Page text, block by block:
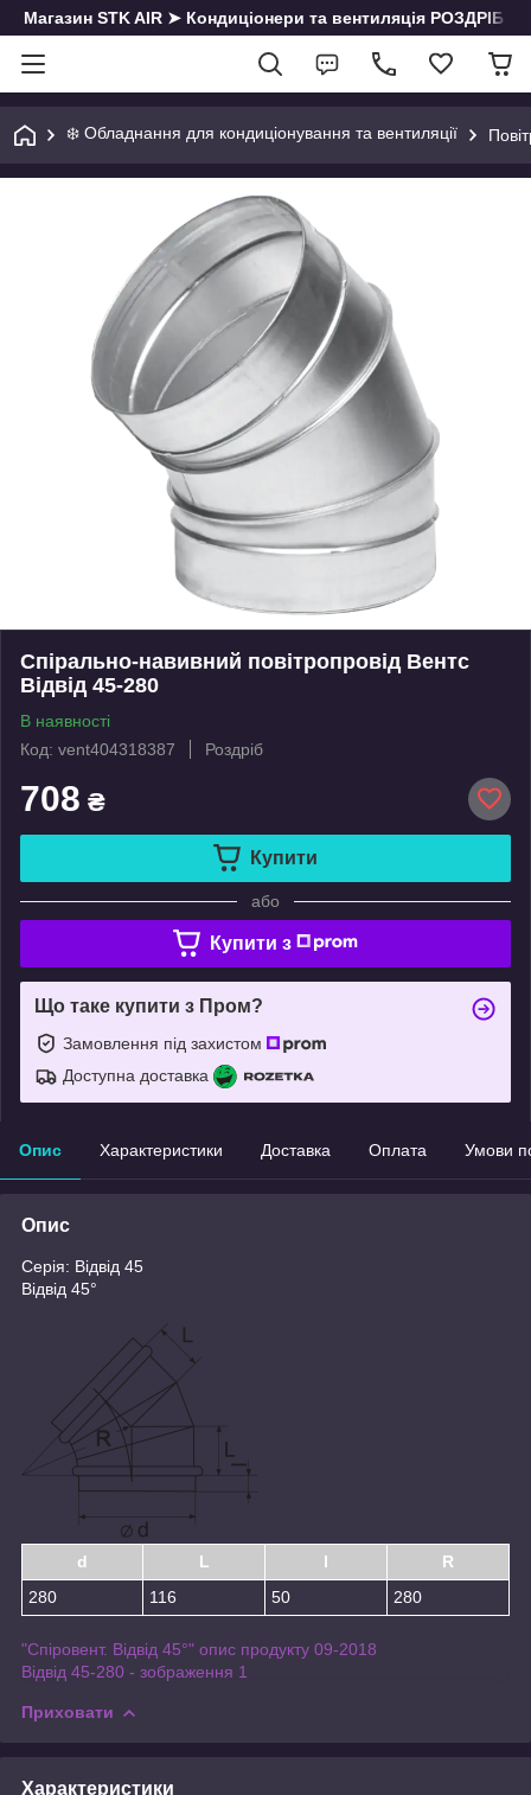
Магазин STK AIR ➤ Кондиціонери та вентиляція РОЗДРІБ
❄️ Обладнання для кондиціонування та вентиляції
Спірально-навивний повітропровід Вентс
Відвід 45-280
В наявності
Код: vent404318387
Роздріб
708 ₴
Купити
або
Купити з
Що таке купити з Пром?
Замовлення під захистом
Доступна доставка
Опис Характеристики Доставка Оплата Умови
Опис
Серія: Відвід 45
Відвід 45°
d L l
R
280
116 50 280
"Спіровент. Відвід 45°" опис продукту 09-2018
Відвід 45-280 - зображення 1
Приховати
Характеристики